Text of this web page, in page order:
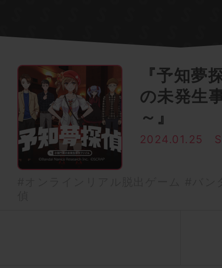
『予知夢
の未発生
～』
2024.01.25